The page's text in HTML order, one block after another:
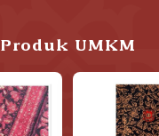
Produk UMKM